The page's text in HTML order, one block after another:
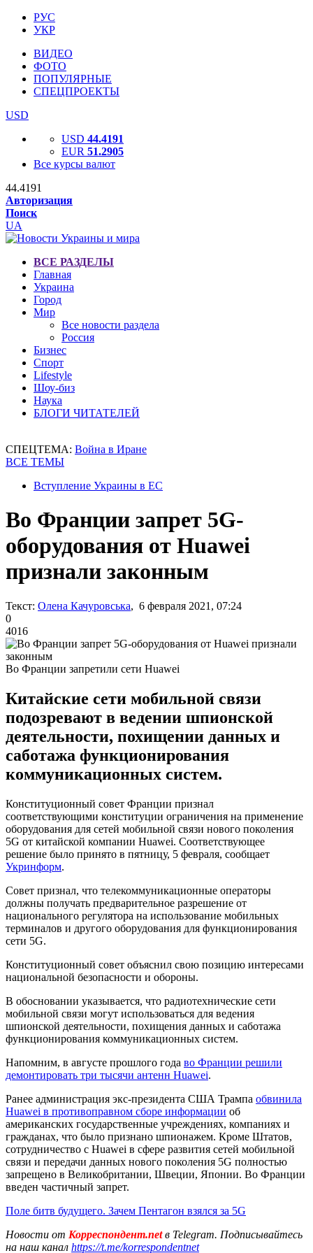
РУС
УКР
ВИДЕО
ФОТО
ПОПУЛЯРНЫЕ
СПЕЦПРОЕКТЫ
USD
USD 44.4191
EUR 51.2905
Все курсы валют
44.4191
Авторизация
Поиск
UA
ВСЕ РАЗДЕЛЫ
Главная
Украина
Город
Мир
Все новости раздела
Россия
Бизнес
Спорт
Lifestyle
Шоу-биз
Наука
БЛОГИ ЧИТАТЕЛЕЙ
СПЕЦТЕМА: Война в Иране
ВСЕ ТЕМЫ
Вступление Украины в ЕС
Во Франции запрет 5G-
оборудования от Huawei
признали законным
Текст: Олена Качуровська, 6 февраля 2021, 07:24
0
4016
Во Франции запретили сети Huawei
Китайские сети мобильной связи
подозревают в ведении шпионской
деятельности, похищении данных и
саботажа функционирования
коммуникационных систем.
Конституционный совет Франции признал
соответствующими конституции ограничения на применение
оборудования для сетей мобильной связи нового поколения
5G от китайской компании Huawei. Соответствующее
решение было принято в пятницу, 5 февраля, сообщает
Укринформ.
Совет признал, что телекоммуникационные операторы
должны получать предварительное разрешение от
национального регулятора на использование мобильных
терминалов и другого оборудования для функционирования
сети 5G.
Конституционный совет объяснил свою позицию интересами
национальной безопасности и обороны.
В обосновании указывается, что радиотехнические сети
мобильной связи могут использоваться для ведения
шпионской деятельности, похищения данных и саботажа
функционирования коммуникационных систем.
Напомним, в августе прошлого года во Франции решили
демонтировать три тысячи антенн Huawei.
Ранее администрация экс-президента США Трампа обвинила
Huawei в противоправном сборе информации об
американских государственные учреждениях, компаниях и
гражданах, что было признано шпионажем. Кроме Штатов,
сотрудничество с Huawei в сфере развития сетей мобильной
связи и передачи данных нового поколения 5G полностью
запрещено в Великобритании, Швеции, Японии. Во Франции
введен частичный запрет.
Поле битв будущего. Зачем Пентагон взялся за 5G
Новости от Корреспондент.netв Telegram. Подписывайтесь
на наш канал https://t.me/korrespondentnet